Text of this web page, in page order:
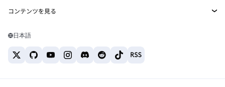
Web3サービス
サポート
キャリア
お問い合わせ
Tetherの価格
USDT→INR
BTC→INR
ETH→USDT
ETHの購入
USDTの購入
コンテンツを見る
Solanaウォレット
日本語